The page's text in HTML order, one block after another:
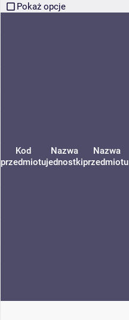
Pokaż opcje
Kod
przedmiotu
Nazwa
jednostki
Nazwa
przedmiotu